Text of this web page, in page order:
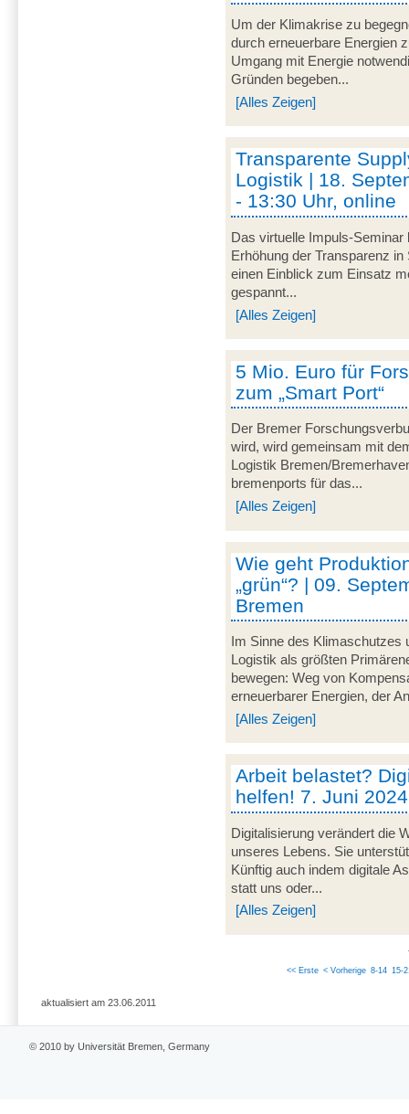
Um der Klimakrise zu
durch erneuerbare Energien
Umgang mit Energie
Gründen begeben...
[Alles Zeigen]
Transparente
Logistik | 18.
- 13:30 Uhr, online
Das virtuelle Impuls-Seminar
Erhöhung der Transparenz
einen Einblick zum Einsatz
gespannt...
[Alles Zeigen]
5 Mio. Euro für
zum „Smart Port“
Der Bremer
wird, wird gemeinsam mit
Logistik Bremen/
bremenports für das...
[Alles Zeigen]
Wie geht
„grün“? | 09.
Bremen
Im Sinne des Klimaschutzes
Logistik als größten
bewegen: Weg von
erneuerbarer Energien, der
[Alles Zeigen]
Arbeit belastet?
helfen! 7. Juni
Digitalisierung verändert die
unseres Lebens. Sie
Künftig auch indem digitale
statt uns oder...
[Alles Zeigen]
<< Erste < Vorherige 8-14 15-
aktualisiert am 23.06.2011
© 2010 by Universität Bremen, Germany